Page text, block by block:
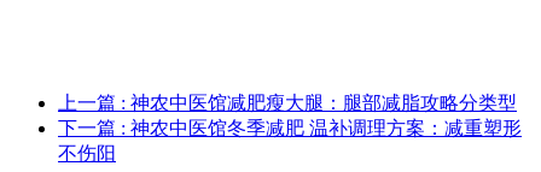
上一篇 : 神农中医馆减肥瘦大腿：腿部减脂攻略分类型
下一篇 : 神农中医馆冬季减肥 温补调理方案：减重塑形
不伤阳